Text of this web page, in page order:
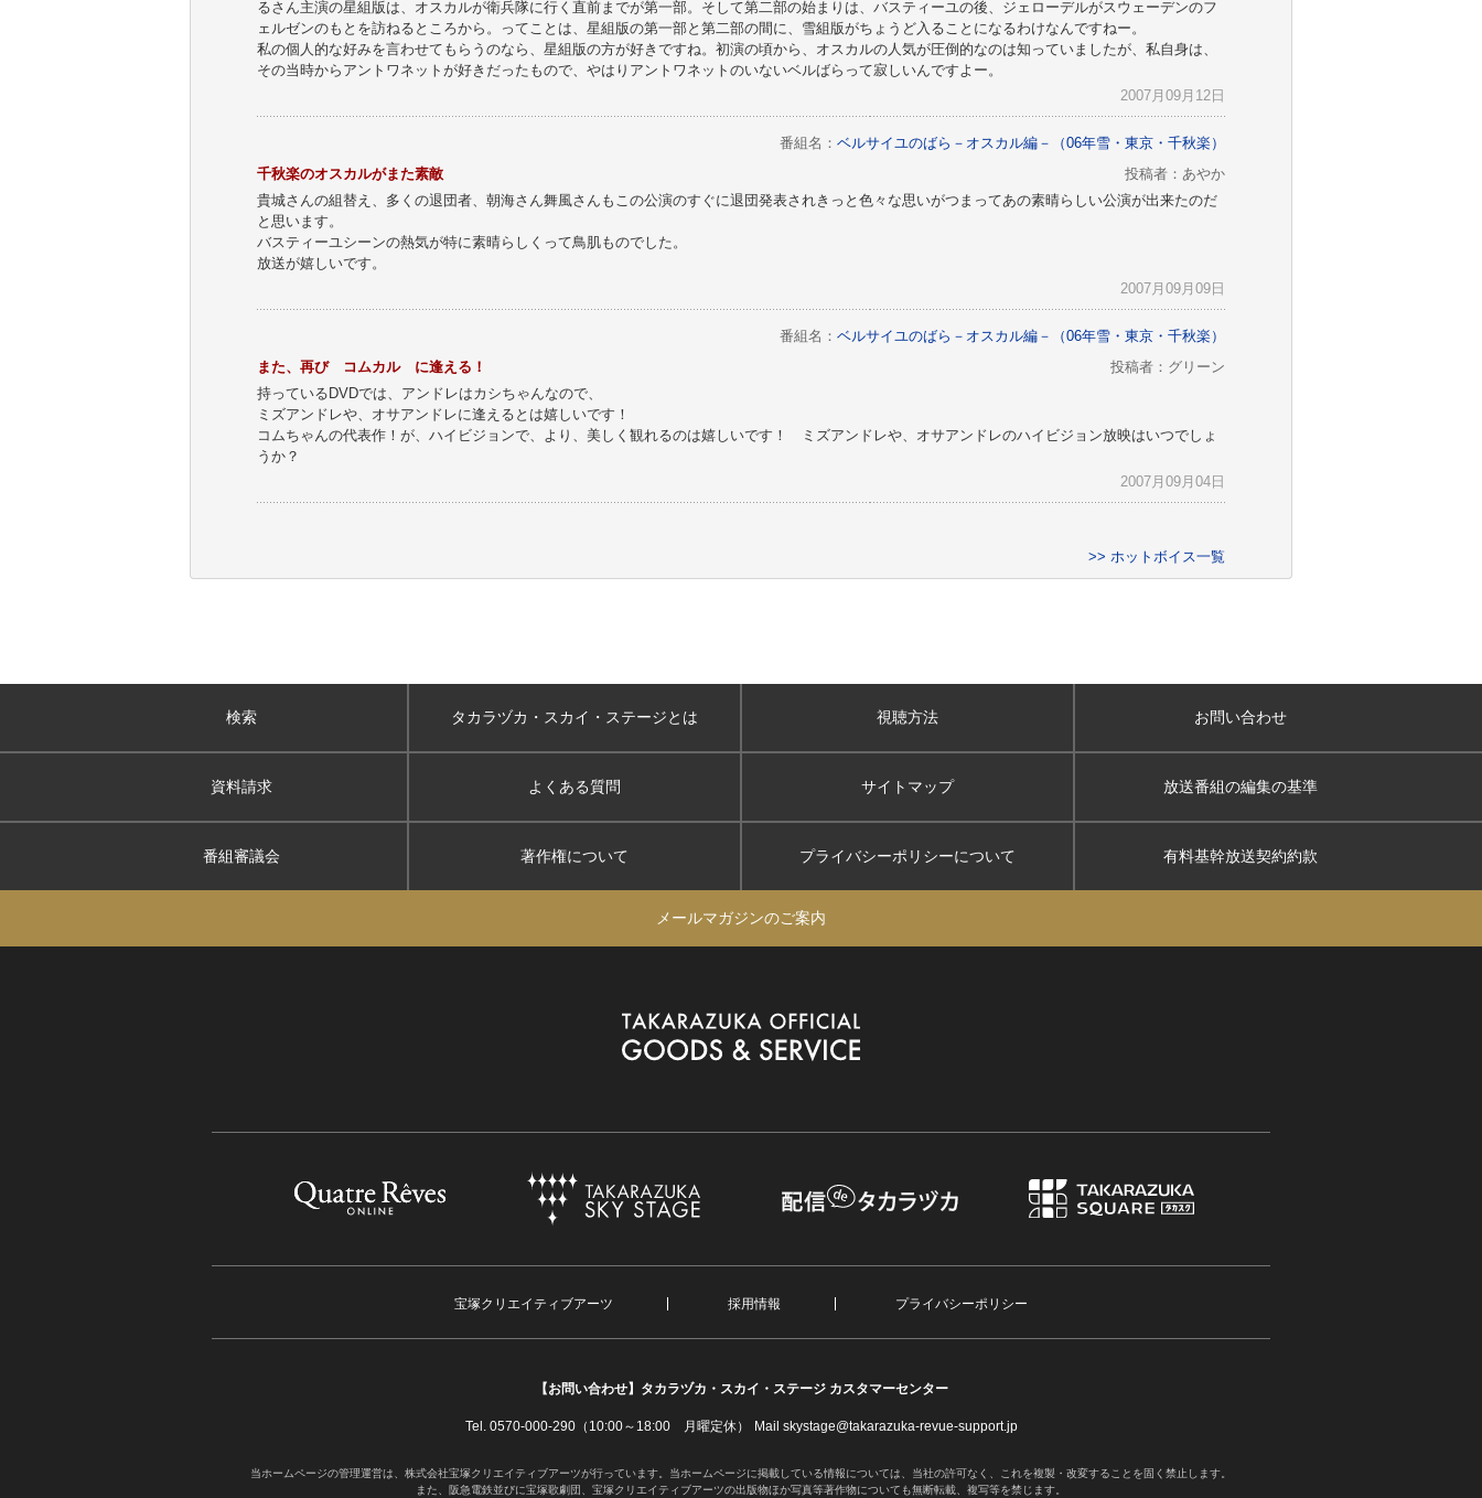
るさん主演の星組版は、オスカルが衛兵隊に行く直前までが第一部。そして第二部の始まりは、バスティーユの後、ジェローデルがスウェーデンのフ
ェルゼンのもとを訪ねるところから。ってことは、星組版の第一部と第二部の間に、雪組版がちょうど入ることになるわけなんですねー。
私の個人的な好みを言わせてもらうのなら、星組版の方が好きですね。初演の頃から、オスカルの人気が圧倒的なのは知っていましたが、私自身は、
その当時からアントワネットが好きだったもので、やはりアントワネットのいないベルばらって寂しいんですよー。
2007月09月12日
番組名： ベルサイユのばら－オスカル編－（06年雪・東京・千秋楽）
千秋楽のオスカルがまた素敵
投稿者：あやか
貴城さんの組替え、多くの退団者、朝海さん舞風さんもこの公演のすぐに退団発表されきっと色々な思いがつまってあの素晴らしい公演が出来たのだ
と思います。
バスティーユシーンの熱気が特に素晴らしくって鳥肌ものでした。
放送が嬉しいです。
2007月09月09日
番組名： ベルサイユのばら－オスカル編－（06年雪・東京・千秋楽）
また、再び コムカル に逢える！
投稿者：グリーン
持っているDVDでは、アンドレはカシちゃんなので、
ミズアンドレや、オサアンドレに逢えるとは嬉しいです！
コムちゃんの代表作！が、ハイビジョンで、より、美しく観れるのは嬉しいです！ ミズアンドレや、オサアンドレのハイビジョン放映はいつでしょ
うか？
2007月09月04日
>> ホットボイス一覧
検索 タカラヅカ・スカイ ・ステージとは 視聴方法 お問い合わせ
資料請求 よくある質問 サイトマップ 放送番組の編集の基準
番組審議会 著作権について プライバシーポリシーについて 有料基幹放送契約約款
メールマガジンのご案内
宝塚クリエイティブアーツ 採用情報 プライバシーポリシー
【お問い合わせ】 タカラヅカ・スカイ・ステージ カスタマーセンター
Tel. 0570-000-290（10:00～18:00 月曜定休） Mail skystage@takarazuka-revue-support.jp
当ホームページの管理運営は、株式会社宝塚クリエイティブアーツが行っています。当ホームページに掲載している情報については、当社の許可なく、これを複製・改変することを固く禁止します。
また、阪急電鉄並びに宝塚歌劇団、宝塚クリエイティブアーツの出版物ほか写真等著作物についても無断転載、複写等を禁じます。